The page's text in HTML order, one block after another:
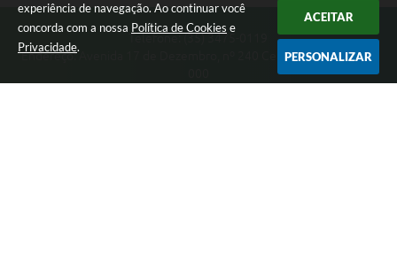
experiência de navegação. Ao continuar você
concorda com a nossa Política de Cookies e
Privacidade.
ACEITAR
PERSONALIZAR
Telefone: (35) 3475-0119
Endereço: Avenida 17 de Dezembro, nº 240 Centro | CEP: 37280-